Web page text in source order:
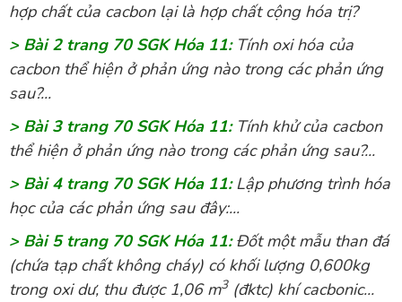
hợp chất của cacbon lại là hợp chất cộng hóa trị?
> Bài 2 trang 70 SGK Hóa 11:Tính oxi hóa của
cacbon thể hiện ở phản ứng nào trong các phản ứng
sau?...
> Bài 3 trang 70 SGK Hóa 11:Tính khử của cacbon
thể hiện ở phản ứng nào trong các phản ứng sau?...
> Bài 4 trang 70 SGK Hóa 11:Lập phương trình hóa
học của các phản ứng sau đây:...
> Bài 5 trang 70 SGK Hóa 11:Đốt một mẫu than đá
(chứa tạp chất không cháy) có khối lượng 0,600kg
trong oxi dư, thu được 1,06 m3(đktc) khí cacbonic...